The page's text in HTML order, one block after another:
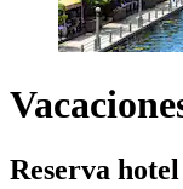
Reserva